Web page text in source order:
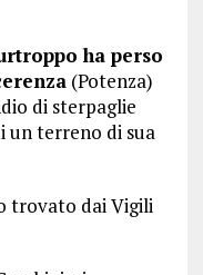
ha perso
(Potenza)
di sterpaglie
un terreno di sua
trovato dai Vigili